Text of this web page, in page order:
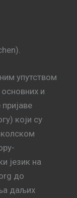
упутством
и
који су
језик на
до
даљих